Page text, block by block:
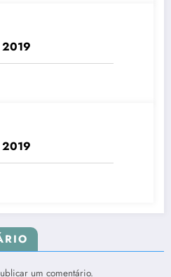
2019
2019
um comentário.